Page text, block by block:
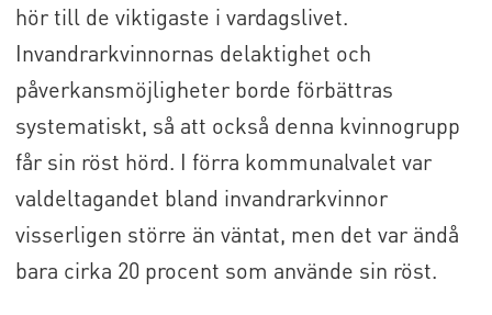
hör till de viktigaste i vardagslivet.
Invandrarkvinnornas delaktighet och
påverkansmöjligheter borde förbättras
systematiskt, så att också denna kvinnogrupp
får sin röst hörd. I förra kommunalvalet var
valdeltagandet bland invandrarkvinnor
visserligen större än väntat, men det var ändå
bara cirka 20 procent som använde sin röst.